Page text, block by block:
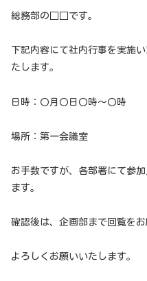
総務部の□□です。
下記内容にて社内行事を実施
たします。
日時：〇月〇日〇時〜〇時
場所：第一会議室
お手数ですが、各部署にて参
ます。
確認後は、企画部まで回覧をお
よろしくお願いいたします。